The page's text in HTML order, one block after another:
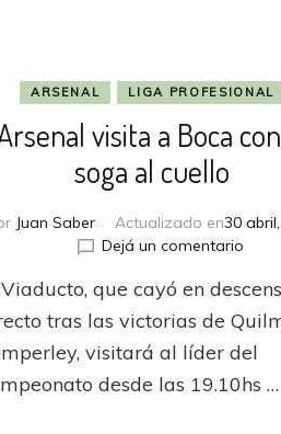
ARSENAL LIGA PROFESIONAL
visita a Boca
soga al cuello
Juan Saber Actualizado en30
Dejá un comentarioen
visita
a
Boca
con
la
que cayó en
tras las victorias de
visitará al líder del
desde las 19.10hs …